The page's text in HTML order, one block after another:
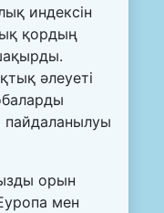
индексін
қордың
әлеуеті
пайдаланылуы
орын
мен